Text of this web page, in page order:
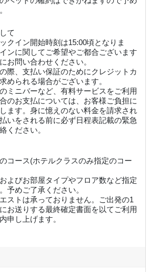
て
クイン開始時刻は15:00頃となりま
ンに関してご希望やご都合ございます
お問い合わせください。
際、支払い保証のためにクレジットカ
められる場合がございます。
ミニバーなど、有料サービスをご利用
のお支払については、お客様ご負担に
ます。身に憶えのない料金を請求され
いをされる前に必ず日程表記載の緊急
ください。
コース(ホテルクラスのみ指定のコー
よびお部屋タイプやフロア数など指定
予めご了承ください。
ストは承っておりません。ご出発の1
お送りする最終確定書面を以てご利用
申し上げます。